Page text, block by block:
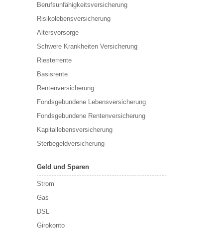
Berufs­unfähigkeitsversicherung
Risikolebensversicherung
Altersvorsorge
Schwere Krankheiten Versicherung
Riesterrente
Basisrente
Rentenversicherung
Fondsgebundene Lebensversicherung
Fondsgebundene Rentenversicherung
Kapitallebensversicherung
Sterbegeldversicherung
Geld und Sparen
Strom
Gas
DSL
Girokonto